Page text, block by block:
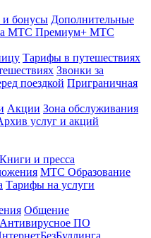
бонусы Дополнительные
МТС Премиум+ МТС
Тарифы в путешествиях
Звонки за
поездкой Приграничная
Акции Зона обслуживания
услуг и акций
Книги и пресса
МТС Образование
Тарифы на услуги
Общение
Антивирусное ПО